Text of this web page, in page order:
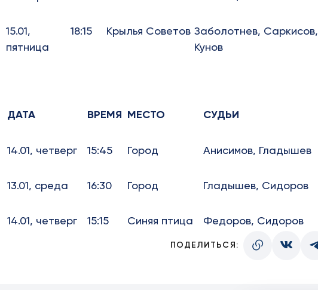
15.01,
пятница
18:15 Крылья Советов Заболотнев, Саркисов,
Кунов
ДАТА ВРЕМЯ МЕСТО
СУДЬИ
14.01, четверг 15:45 Город Анисимов, Гладышев
13.01, среда 16:30 Город Гладышев, Сидоров
14.01, четверг 15:15 Синяя птица Федоров, Сидоров
ПОДЕЛИТЬСЯ: